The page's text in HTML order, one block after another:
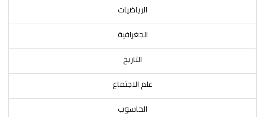
الرياضيات
الجغرافية
التاريخ
علم الاجتماع
الحاسوب